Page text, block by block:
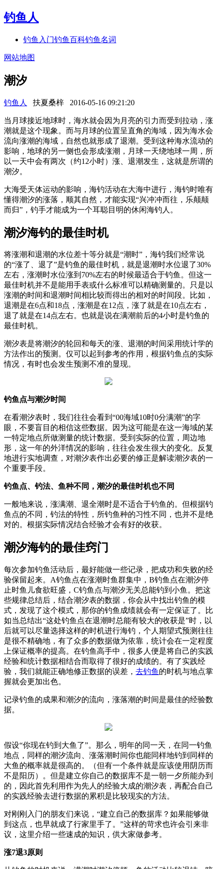
钓鱼人
钓鱼入门钓鱼百科钓鱼名词
网站地图
潮汐
钓鱼人 扶夏桑梓 2016-05-16 09:21:20
当月球接近地球时，海水就会因为月亮的引力而受到拉动，涨
潮就是这个现象。而与月球的位置呈直角的海域，因为海水会
流向涨潮的海域，自然也就形成了退潮。受到这种海水流动的
影响，地球的另一侧也会形成涨潮，月球一天绕地球一周，所
以一天中会有两次（约12小时）涨、退潮发生，这就是所谓的
潮汐。
大海受天体运动的影响，海钓活动在大海中进行，海钓时唯有
懂得潮汐的涨落，顺其自然，才能实现“兴冲冲而往，乐颠颠
而归”，钓手才能成为一个耳聪目明的休闲海钓人。
潮汐海钓的最佳时机
将涨潮和退潮的水位差十等分就是“潮时”，海钓我们经常说
的“涨了、退了”是钓鱼的最佳时机，就是退潮时水位退了30%
左右，涨潮时水位涨到70%左右的时候最适合于钓鱼。但这一
最佳时机并不是能用手表或什么标准可以精确测量的。只是以
涨潮的时间和退潮时间相比较而得出的相对的时间段。比如，
退潮是在6点和18点，涨潮是在12点，涨了就是在10点左右，
退了就是在14点左右。也就是说在满潮前后的4小时是钓鱼的
最佳时机。
潮汐表是将潮汐的轮回和每天的涨、退潮的时间采用统计学的
方法作出的预测。仅可以起到参考的作用，根据钓鱼点的实际
情况，有时也会发生预测不准的显现。
钓鱼点与潮汐时间
在看潮汐表时，我们往往会看到“00海域10时0分满潮”的字
眼，不要盲目的相信这些数据。因为这可能是在这一海域的某
一特定地点所做测量的统计数据。受到实际的位置，周边地
形，这一年的外洋情况的影响，往往会发生很大的变化。反复
地进行实地调查，对潮汐表作出必要的修正是解读潮汐表的一
个重要手段。
钓鱼点、钓法、鱼种不同，潮汐的最佳时机也不同
一般地来说，涨满潮、退全潮时是不适合于钓鱼的。但根据钓
鱼点的不同，钓法的特性，所钓鱼种的习性不同，也并不是绝
对的。根据实际情况结合经验才会有好的收获。
潮汐海钓的最佳窍门
每次参加钓鱼活动后，最好能做一些记录，把成功和失败的经
验保留起来。A钓鱼点在涨潮时鱼群集中，B钓鱼点在潮汐停
止时鱼儿食欲旺盛，C钓鱼点与潮汐无关总能钓到小鱼。把这
些规律总结后，结合潮汐表的数据，你会从中找出钓鱼的模
式，发现了这个模式，那你的钓鱼成绩就会有一定保证了。比
如当总结出“这处钓鱼点在退潮时总能有较大的收获是”时，以
后就可以尽量选择这样的时机进行海钓，个人期望式预测往往
是很不精确地，有了众多的数据做为依靠，统计会在一定程度
上保证概率的提高。在钓鱼高手中，很多人便是将自己的实践
经验和统计数据相结合而取得了很好的成绩的。有了实践经
验，我们就能正确地修正数据的误差， 去钓鱼 的时机与地点掌
握就会更加出色。
记录钓鱼的成果和潮汐的流向，涨落潮的时间是最佳的经验数
据。
假设“你现在钓到大鱼了”。那么，明年的同一天，在同一钓鱼
地点，同样的潮汐流向、涨落潮时间你也能同样地钓到同样的
大鱼的概率就是很高的。（但有一个条件就是应该使用阴历而
不是阳历）。但是建立你自己的数据库不是一朝一夕所能办到
的，因此首先利用作为先人的经验大成的潮汐表，再配合自己
的实践经验去进行数据的累积是比较现实的方法。
对刚刚入门的朋友们来说，“建立自己的数据库？如果能够做
到这点，也早就成了行家里手了。”这样的苛求也许会引来非
议，这里介绍一些速成的知识，供大家做参考。
涨7退3原则